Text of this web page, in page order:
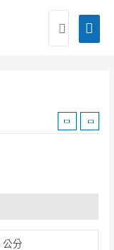
主
要
尋：
公分